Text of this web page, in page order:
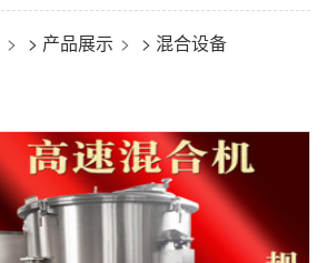
> 产品展示 > 混合设备